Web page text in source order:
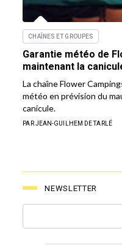
CHAÎNES ET GROUPES
Garantie météo de
maintenant la
La chaîne Flower
météo en prévision du
canicule.
PAR JEAN-GUILHEM DE TARLÉ
NEWSLETTER